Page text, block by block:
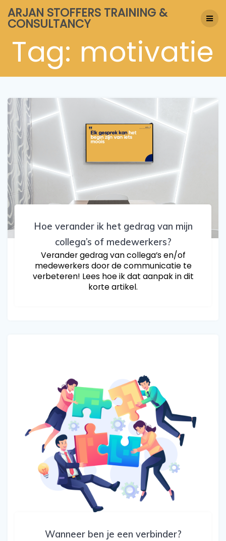
Skip
to
ARJAN STOFFERS TRAINING &
CONSULTANCY
Tag: motivatie
Hoe verander ik het gedrag van mijn
collega’s of medewerkers?
Verander gedrag van collega’s en/of
medewerkers door de communicatie te
verbeteren! Lees hoe ik dat aanpak in dit
korte artikel.
Wanneer ben je een verbinder?